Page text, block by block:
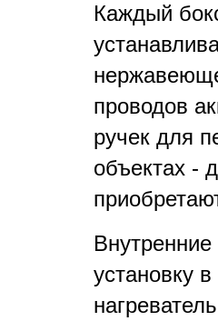
Каждый
проводов
ручек для
объектах -
установку